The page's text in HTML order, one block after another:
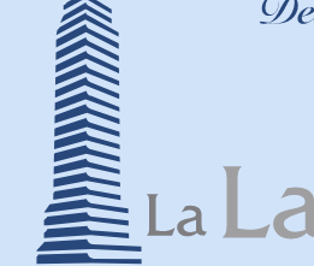
Seguro
para
Motos
Cotizar
Seguro